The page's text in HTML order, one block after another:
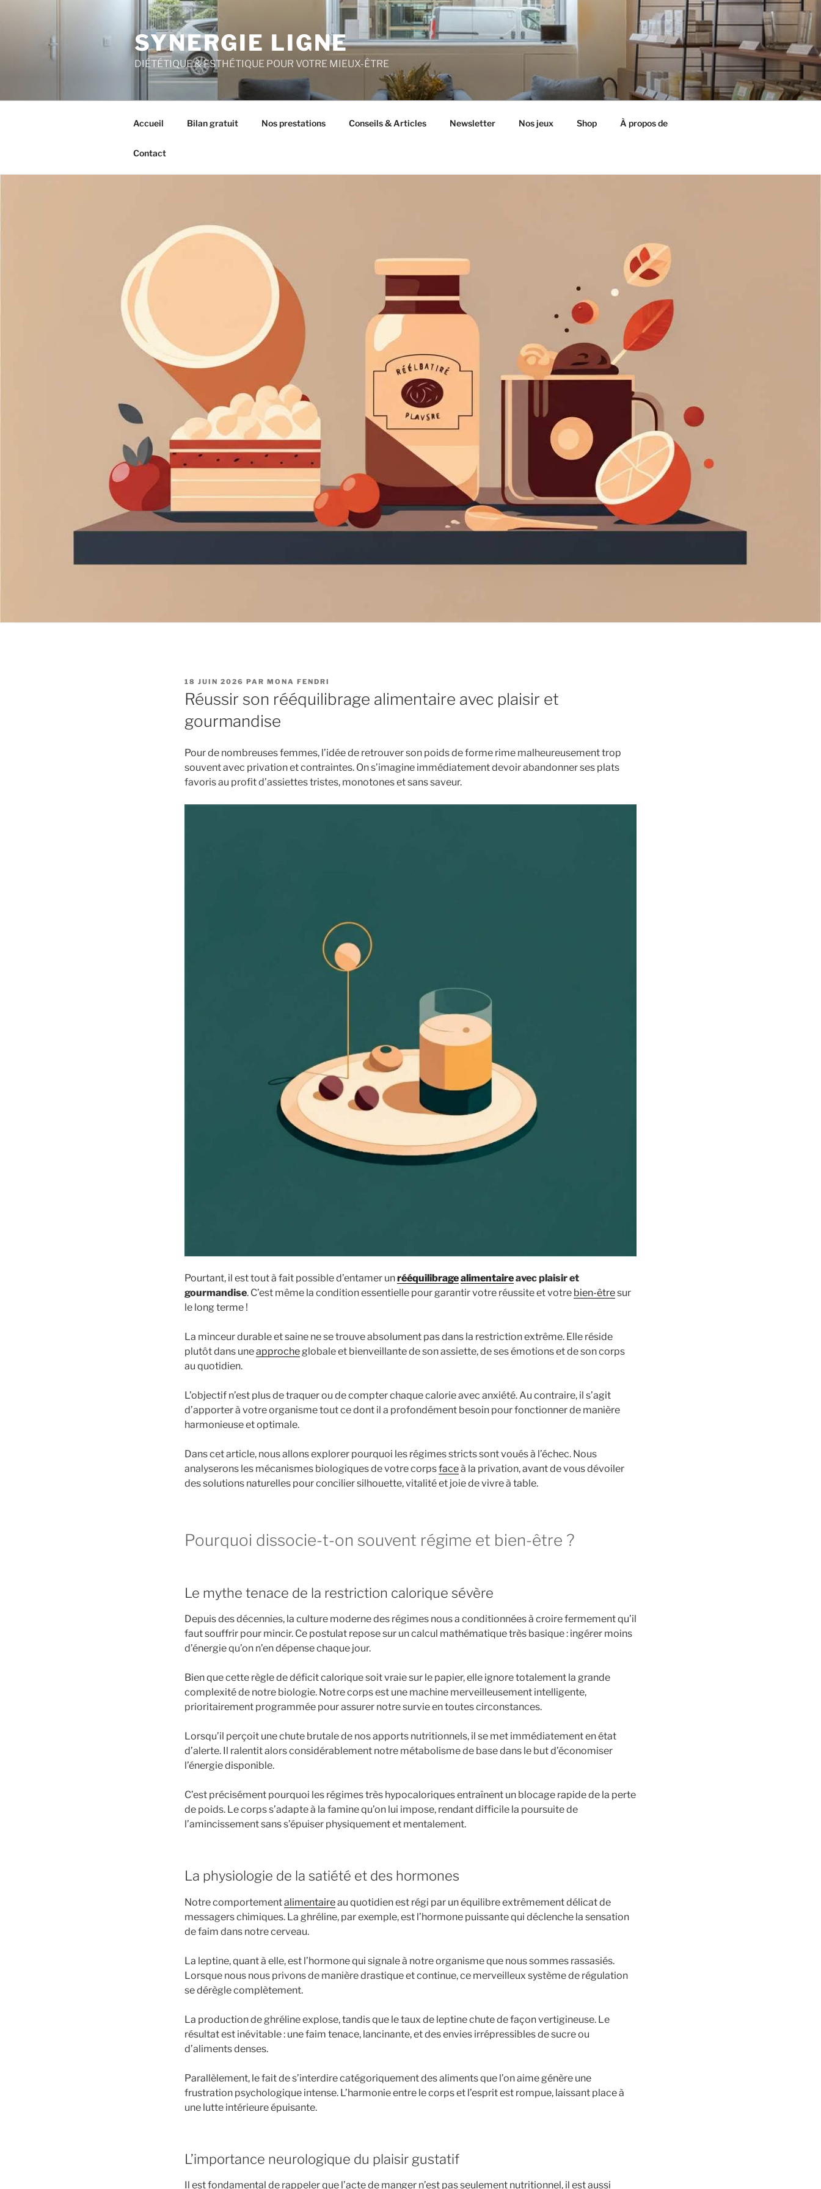
SYNERGIE LIGNE
DIÉTÉTIQUE & ESTHÉTIQUE POUR VOTRE MIEUX-ÊTRE
Accueil Bilan gratuit Nos prestations Conseils & Articles Newsletter Nos jeux Shop À propos de
Contact
PUBLIÉ
LE
18 JUIN 2026 PAR MONA FENDRI
Réussir son rééquilibrage alimentaire avec plaisir et
gourmandise
Pour de nombreuses femmes, l’idée de retrouver son poids de forme rime malheureusement trop
souvent avec privation et contraintes. On s’imagine immédiatement devoir abandonner ses plats
favoris au profit d’assiettes tristes, monotones et sans saveur.
Pourtant, il est tout à fait possible d’entamer unrééquilibragealimentaireavec plaisir et
gourmandise. C’est même la condition essentielle pour garantir votre réussite et votre bien-êtresur
le long terme !
La minceur durable et saine ne se trouve absolument pas dans la restriction extrême. Elle réside
plutôt dans uneapprocheglobale et bienveillante de son assiette, de ses émotions et de son corps
au quotidien.
L’objectif n’est plus de traquer ou de compter chaque calorie avec anxiété. Au contraire, il s’agit
d’apporter à votre organisme tout ce dont il a profondément besoin pour fonctionner de manière
harmonieuse et optimale.
Dans cet article, nous allons explorer pourquoi les régimes stricts sont voués à l’échec. Nous
analyserons les mécanismes biologiques de votre corpsfaceà la privation, avant de vous dévoiler
des solutions naturelles pour concilier silhouette, vitalité et joie de vivre à table.
Pourquoi dissocie-t-on souvent régime et bien-être ?
Le mythe tenace de la restriction calorique sévère
Depuis des décennies, la culture moderne des régimes nous a conditionnées à croire fermement qu’il
faut souffrir pour mincir. Ce postulat repose sur un calcul mathématique très basique : ingérer moins
d’énergie qu’on n’en dépense chaque jour.
Bien que cette règle de déficit calorique soit vraie sur le papier, elle ignore totalement la grande
complexité de notre biologie. Notre corps est une machine merveilleusement intelligente,
prioritairement programmée pour assurer notre survie en toutes circonstances.
Lorsqu’il perçoit une chute brutale de nos apports nutritionnels, il se met immédiatement en état
d’alerte. Il ralentit alors considérablement notre métabolisme de base dans le but d’économiser
l’énergie disponible.
C’est précisément pourquoi les régimes très hypocaloriques entraînent un blocage rapide de la perte
de poids. Le corps s’adapte à la famine qu’on lui impose, rendant difficile la poursuite de
l’amincissement sans s’épuiser physiquement et mentalement.
La physiologie de la satiété et des hormones
Notre comportementalimentaireau quotidien est régi par un équilibre extrêmement délicat de
messagers chimiques. La ghréline, par exemple, est l’hormone puissante qui déclenche la sensation
de faim dans notre cerveau.
La leptine, quant à elle, est l’hormone qui signale à notre organisme que nous sommes rassasiés.
Lorsque nous nous privons de manière drastique et continue, ce merveilleux système de régulation
se dérègle complètement.
La production de ghréline explose, tandis que le taux de leptine chute de façon vertigineuse. Le
résultat est inévitable : une faim tenace, lancinante, et des envies irrépressibles de sucre ou
d’aliments denses.
Parallèlement, le fait de s’interdire catégoriquement des aliments que l’on aime génère une
frustration psychologique intense. L’harmonie entre le corps et l’esprit est rompue, laissant place à
une lutte intérieure épuisante.
L’importance neurologique du plaisir gustatif
Il est fondamental de rappeler que l’acte de manger n’est pas seulement nutritionnel, il est aussi